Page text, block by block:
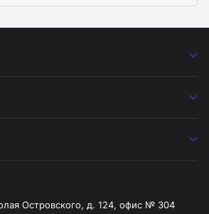
Островского, д. 124, офис № 304